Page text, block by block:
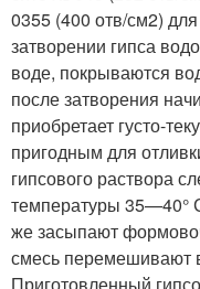
0355 (400 отв/см2)
затворении гипса
воде, покрываются
после затворения
приобретает густо-
пригодным для
гипсового раствора
температуры 35—40°
же засыпают
смесь перемешивают
Приготовленный